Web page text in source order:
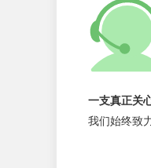
一支真正关
我们始终致